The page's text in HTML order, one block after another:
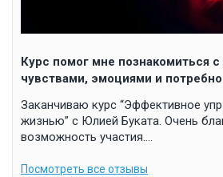
Курс помог мне познакомиться
чувствами, эмоциями и
Заканчиваю курс “Эффективное
жизнью” с Юлией Буката. Очень
возможность участия.…
Посмотреть все отзывы